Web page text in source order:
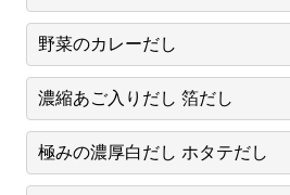
野菜のカレーだし
濃縮あご入りだし 箔だし
極みの濃厚白だし ホタテだし